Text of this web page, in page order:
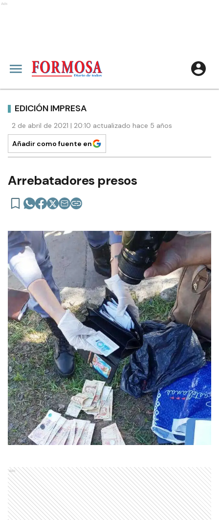
Ads
EDICIÓN IMPRESA
2 de abril de 2021 | 20:10 actualizado hace 5 años
Añadir como fuente en
Arrebatadores presos
Ads